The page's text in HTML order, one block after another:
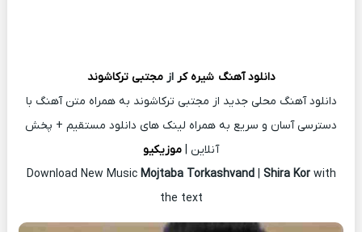
دانلود آهنگ شیره کر ازمجتبی ترکاشوند
دانلود آهنگ محلی جدید از مجتبی ترکاشوند به همراه متن آهنگ با
دسترسی آسان و سریع به همراه لینک های دانلود مستقیم + پخش
آنلاین | موزیکیو
Download New Music Mojtaba Torkashvand| Shira Kor with
the text